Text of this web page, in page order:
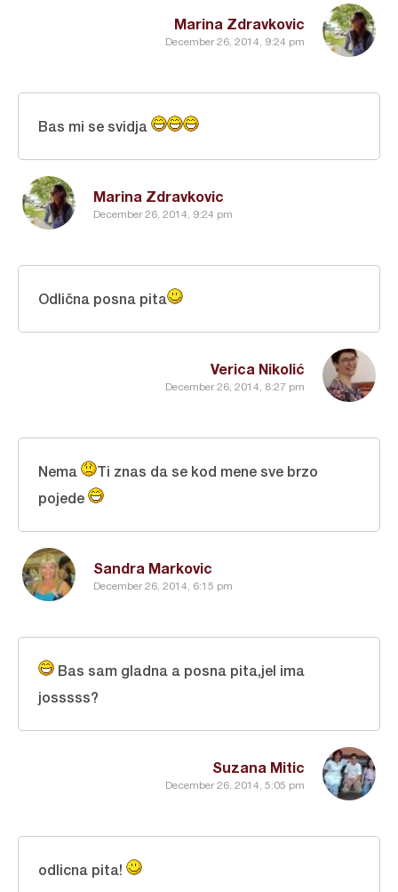
Marina Zdravkovic
December 26, 2014, 9:24 pm
Marina Zdravkovic
December 26, 2014, 9:24 pm
Bas mi se svidja
Verica Nikolić
December 26, 2014, 8:27 pm
Odlična posna pita
Sandra Markovic
December 26, 2014, 6:15 pm
Nema
Ti znas da se kod mene sve brzo
pojede
Suzana Mitic
December 26, 2014, 5:05 pm
Bas sam gladna a posna pita,jel ima
josssss?
odlicna pita!